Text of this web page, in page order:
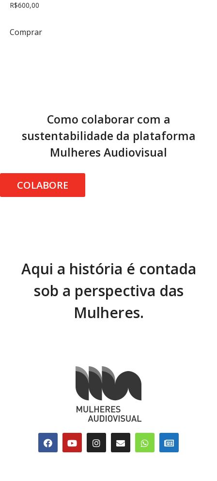
R$600,00
Comprar
Como colaborar com a
sustentabilidade da plataforma
Mulheres Audiovisual
COLABORE
Aqui a história é contada
sob a perspectiva das
Mulheres.